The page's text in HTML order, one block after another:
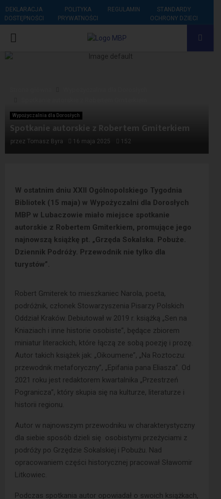
DEKLARACJA
DOSTĘPNOŚCI
POLITYKA
PRYWATNOŚCI
REGULAMIN
STANDARDY
OCHRONY DZIECI
PRIMARY
Wypożyczalnia dla Dorosłych
Spotkanie autorskie z Robertem Gmiterkiem
przez Tomasz Byra 16 maja 2025 152
W ostatnim dniu XXII Ogólnopolskiego Tygodnia
Bibliotek (15 maja) w Wypożyczalni dla Dorosłych
MBP w Lubaczowie miało miejsce spotkanie
autorskie z Robertem Gmiterkiem, promujące jego
najnowszą książkę pt. „Grzęda Sokalska. Pobuże.
Dziennik Podróży. Przewodnik nie tylko dla
turystów”.
Robert Gmiterek to mieszkaniec Narola, poeta,
podróżnik, członek Stowarzyszenia Pisarzy Polskich
Oddział Kraków. Debiutował w 2019 r. książką „Sen na
Kniaziach i inne historie osobiste”, będące zbiorem
miniatur literackich, które łączą ze sobą poezję i prozę.
Autor takich książek jak: „Oikoumene”, „Na Roztoczu:
przewodnik metaforyczny”, „Epifania pana Eliasza”. Od
2021 roku jest redaktorem kwartalnika „Przestrzeń
Pogranicza”, który skupia się na kulturze, literaturze i
historii regionu.
Autor w najnowszym przewodniku w charakterystyczny
dla siebie sposób dzieli się osobistymi przeżyciami z
podróży po Grzędzie Sokalskiej i Pobużu. Nad
opracowaniem części historycznej pracował Sławomir
Litkowiec.
Podczas spotkania autor opowiadał o swoich książkach,